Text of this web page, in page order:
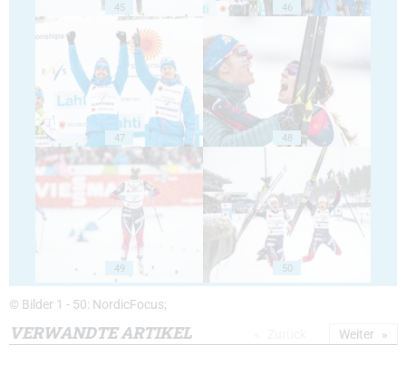
45 46
47 48
49 50
© Bilder 1 - 50: NordicFocus;
VERWANDTE ARTIKEL Weiter